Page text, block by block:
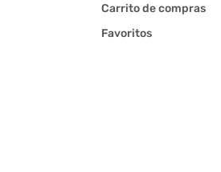
Carrito de compras
Favoritos